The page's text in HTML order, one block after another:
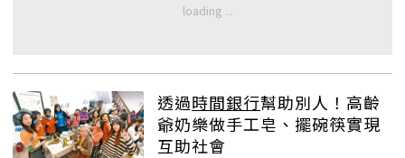
透過時間銀行幫助別人！高齡
爺奶樂做手工皂、擺碗筷實現
互助社會